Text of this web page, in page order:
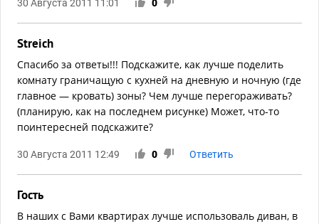
30 Августа 2011 11:01 0
Streich
Спасибо за ответы!!! Подскажите, как лучше поделить
комнату граничащую с кухней на дневную и ночную (где
главное — кровать) зоны? Чем лучше перегораживать?
(планирую, как на последнем рисунке) Может, что-то
поинтересней подскажите?
30 Августа 2011 12:49 0 Ответить
Гость
В наших с Вами квартирах лучше использоваль диван, в